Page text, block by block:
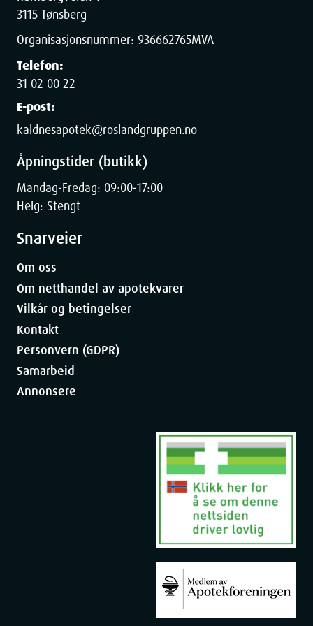
3115 Tønsberg
Organisasjonsnummer: 936662765MVA
Telefon:
31 02 00 22
E-post:
kaldnesapotek@roslandgruppen.no
Åpningstider (butikk)
Mandag-Fredag: 09:00-17:00
Helg: Stengt
Snarveier
Om oss
Om netthandel av apotekvarer
Vilkår og betingelser
Kontakt
Personvern (GDPR)
Samarbeid
Annonsere